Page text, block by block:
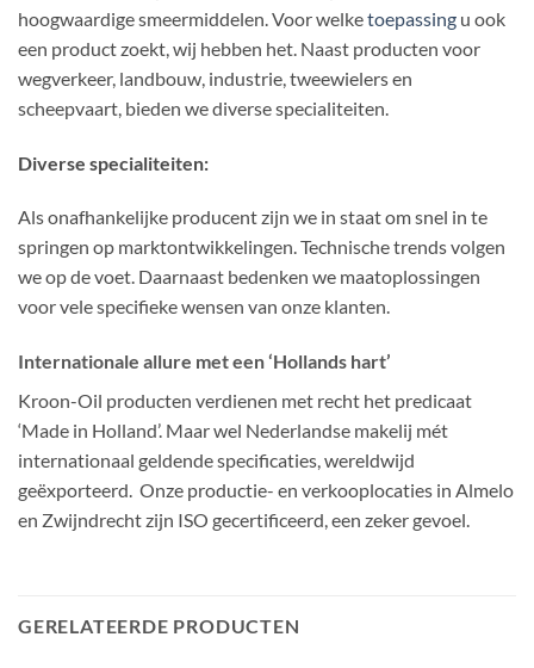
hoogwaardige smeermiddelen. Voor welketoepassing u ook
een product zoekt, wij hebben het. Naast producten voor
wegverkeer, landbouw, industrie, tweewielers en
scheepvaart, bieden we diverse specialiteiten.
Diverse specialiteiten:
Als onafhankelijke producent zijn we in staat om snel in te
springen op marktontwikkelingen. Technische trends volgen
we op de voet. Daarnaast bedenken we maatoplossingen
voor vele specifieke wensen van onze klanten.
Internationale allure met een ‘Hollands hart’
Kroon-Oil producten verdienen met recht het predicaat
‘Made in Holland’. Maar wel Nederlandse makelij mét
internationaal geldende specificaties, wereldwijd
geëxporteerd. Onze productie- en verkooplocaties in Almelo
en Zwijndrecht zijn ISO gecertificeerd, een zeker gevoel.
GERELATEERDE PRODUCTEN